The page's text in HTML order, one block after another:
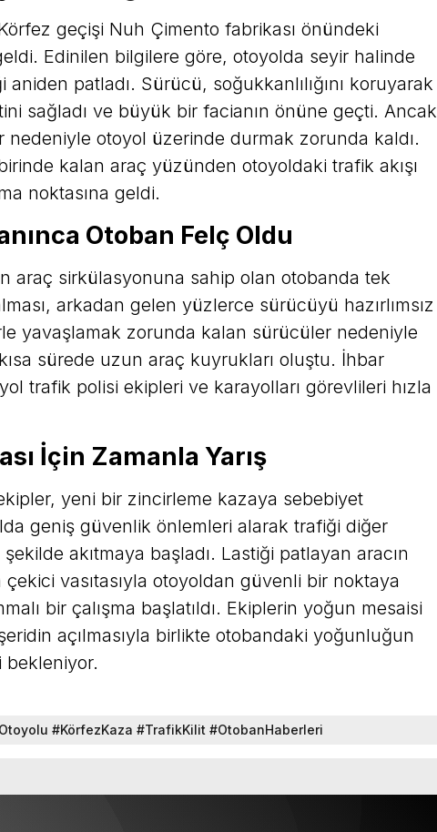
geçişi Nuh Çimento fabrikası önündeki
Edinilen bilgilere göre, otoyolda seyir halinde
aniden patladı. Sürücü, soğukkanlılığını koruyarak
sağladı ve büyük bir facianın önüne geçti. Ancak
nedeniyle otoyol üzerinde durmak zorunda kaldı.
kalan araç yüzünden otoyoldaki trafik akışı
noktasına geldi.
Otoban Felç Oldu
araç sirkülasyonuna sahip olan otobanda tek
arkadan gelen yüzlerce sürücüyü hazırlımsız
yavaşlamak zorunda kalan sürücüler nedeniyle
sürede uzun araç kuyrukları oluştu. İhbar
trafik polisi ekipleri ve karayolları görevlileri hızla
İçin Zamanla Yarış
yeni bir zincirleme kazaya sebebiyet
geniş güvenlik önlemleri alarak trafiği diğer
akıtmaya başladı. Lastiği patlayan aracın
vasıtasıyla otoyoldan güvenli bir noktaya
bir çalışma başlatıldı. Ekiplerin yoğun mesaisi
açılmasıyla birlikte otobandaki yoğunluğun
bekleniyor.
#KörfezKaza #TrafikKilit #OtobanHaberleri